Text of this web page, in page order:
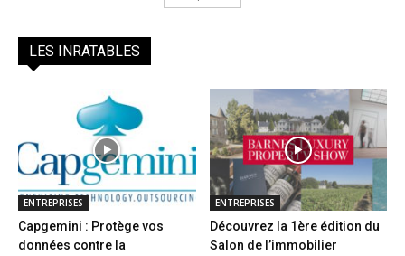
LES INRATABLES
ENTREPRISES
Capgemini : Protège vos
données contre la
ENTREPRISES
Découvrez la 1ère édition du
Salon de l’immobilier